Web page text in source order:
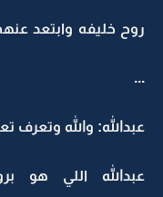
روح خليفه وابتعد
...
عبدالله: والله وتعرف
عبدالله اللي هو